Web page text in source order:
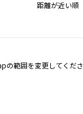
距離が近い順
の範囲を変更してくださ